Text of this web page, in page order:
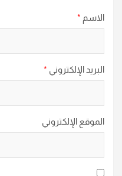
الاسم *
البريد الإلكتروني *
الموقع الإلكتروني